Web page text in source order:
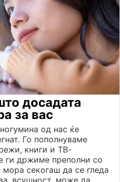
досадата
за вас
од нас ќе
Го пополнуваме
книги и ТВ-
ги држиме преполни со
секогаш да се гледа
всушност, може да